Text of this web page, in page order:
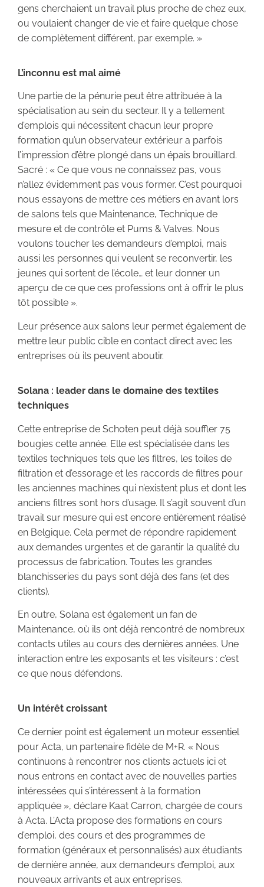
gens cherchaient un travail plus proche de chez eux,
ou voulaient changer de vie et faire quelque chose
de complètement différent, par exemple. »
L’inconnu est mal aimé
Une partie de la pénurie peut être attribuée à la
spécialisation au sein du secteur. Il y a tellement
d’emplois qui nécessitent chacun leur propre
formation qu’un observateur extérieur a parfois
l’impression d’être plongé dans un épais brouillard.
Sacré : « Ce que vous ne connaissez pas, vous
n’allez évidemment pas vous former. C’est pourquoi
nous essayons de mettre ces métiers en avant lors
de salons tels que Maintenance, Technique de
mesure et de contrôle et Pums & Valves. Nous
voulons toucher les demandeurs d’emploi, mais
aussi les personnes qui veulent se reconvertir, les
jeunes qui sortent de l’école… et leur donner un
aperçu de ce que ces professions ont à offrir le plus
tôt possible ».
Leur présence aux salons leur permet également de
mettre leur public cible en contact direct avec les
entreprises où ils peuvent aboutir.
Solana : leader dans le domaine des textiles
techniques
Cette entreprise de Schoten peut déjà souffler 75
bougies cette année. Elle est spécialisée dans les
textiles techniques tels que les filtres, les toiles de
filtration et d’essorage et les raccords de filtres pour
les anciennes machines qui n’existent plus et dont les
anciens filtres sont hors d’usage. Il s’agit souvent d’un
travail sur mesure qui est encore entièrement réalisé
en Belgique. Cela permet de répondre rapidement
aux demandes urgentes et de garantir la qualité du
processus de fabrication. Toutes les grandes
blanchisseries du pays sont déjà des fans (et des
clients).
En outre, Solana est également un fan de
Maintenance, où ils ont déjà rencontré de nombreux
contacts utiles au cours des dernières années. Une
interaction entre les exposants et les visiteurs : c’est
ce que nous défendons.
Un intérêt croissant
Ce dernier point est également un moteur essentiel
pour Acta, un partenaire fidèle de M+R. « Nous
continuons à rencontrer nos clients actuels ici et
nous entrons en contact avec de nouvelles parties
intéressées qui s’intéressent à la formation
appliquée », déclare Kaat Carron, chargée de cours
à Acta. L’Acta propose des formations en cours
d’emploi, des cours et des programmes de
formation (généraux et personnalisés) aux étudiants
de dernière année, aux demandeurs d’emploi, aux
nouveaux arrivants et aux entreprises.